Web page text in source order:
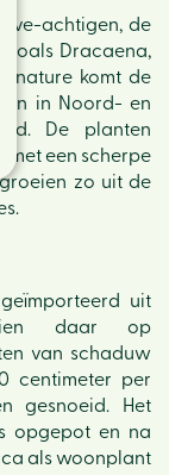
achtigen, de
Dracaena,
nature komt de
in Noord- en
De planten
met een scherpe
zo uit de
uit
daar op
van schaduw
centimeter per
gesnoeid. Het
opgepot en na
als woonplant